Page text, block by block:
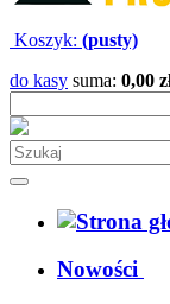
Koszyk: (pusty)
do kasy suma: 0,00
Nowości